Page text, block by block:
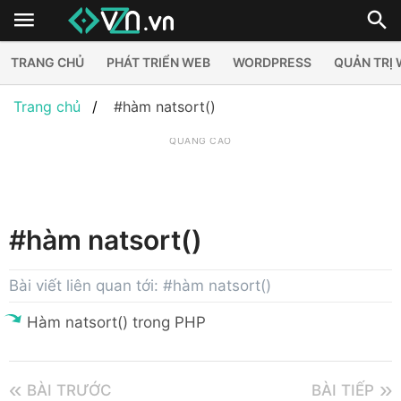
TRANG CHỦ PHÁT TRIỂN WEB WORDPRESS QUẢN TRỊ
Trang chủ #hàm natsort()
QUẢNG CÁO
#hàm natsort()
Bài viết liên quan tới: #hàm natsort()
Hàm natsort() trong PHP
BÀI TRƯỚC BÀI TIẾP